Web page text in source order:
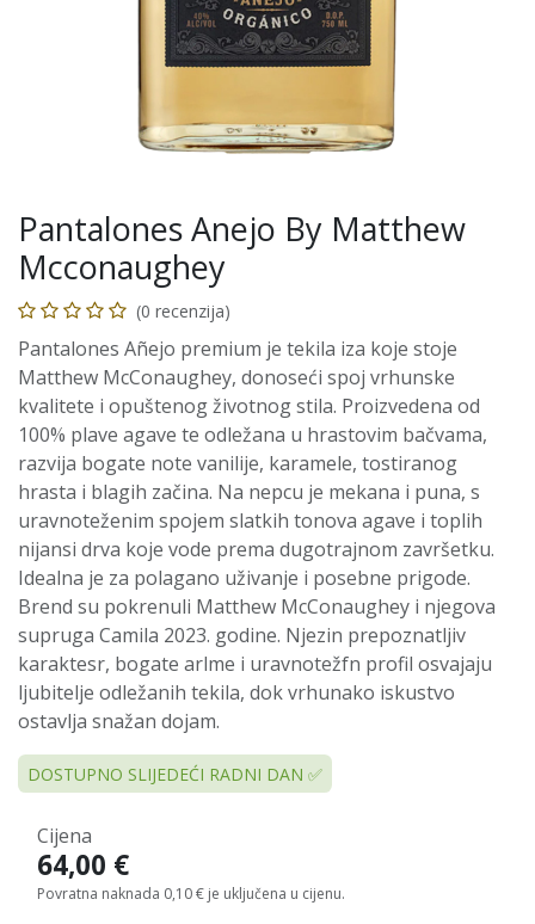
Pantalones Anejo By Matthew
Mcconaughey
(0 recenzija)
Pantalones Añejo premium je tekila iza koje stoje
Matthew McConaughey, donoseći spoj vrhunske
kvalitete i opuštenog životnog stila. Proizvedena od
100% plave agave te odležana u hrastovim bačvama,
razvija bogate note vanilije, karamele, tostiranog
hrasta i blagih začina. Na nepcu je mekana i puna, s
uravnoteženim spojem slatkih tonova agave i toplih
nijansi drva koje vode prema dugotrajnom završetku.
Idealna je za polagano uživanje i posebne prigode.
Brend su pokrenuli Matthew McConaughey i njegova
supruga Camila 2023. godine. Njezin prepoznatljiv
karaktesr, bogate arlme i uravnotežfn profil osvajaju
ljubitelje odležanih tekila, dok vrhunako iskustvo
ostavlja snažan dojam.
DOSTUPNO SLIJEDEĆI RADNI DAN ✅
Cijena
64,00 €
Povratna naknada 0,10 € je uključena u cijenu.